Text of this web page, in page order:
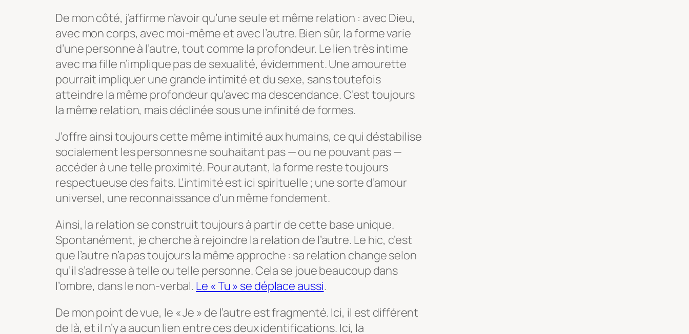
De mon côté, j’affirme n’avoir qu’une seule et même relation : avec Dieu,
avec mon corps, avec moi-même et avec l’autre. Bien sûr, la forme varie
d’une personne à l’autre, tout comme la profondeur. Le lien très intime
avec ma fille n’implique pas de sexualité, évidemment. Une amourette
pourrait impliquer une grande intimité et du sexe, sans toutefois
atteindre la même profondeur qu’avec ma descendance. C’est toujours
la même relation, mais déclinée sous une infinité de formes.
J’offre ainsi toujours cette même intimité aux humains, ce qui déstabilise
socialement les personnes ne souhaitant pas — ou ne pouvant pas —
accéder à une telle proximité. Pour autant, la forme reste toujours
respectueuse des faits. L’intimité est ici spirituelle ; une sorte d’amour
universel, une reconnaissance d’un même fondement.
Ainsi, la relation se construit toujours à partir de cette base unique.
Spontanément, je cherche à rejoindre la relation de l’autre. Le hic, c’est
que l’autre n’a pas toujours la même approche : sa relation change selon
qu’il s’adresse à telle ou telle personne. Cela se joue beaucoup dans
l’ombre, dans le non-verbal. Le « Tu » se déplace aussi.
De mon point de vue, le « Je » de l’autre est fragmenté. Ici, il est différent
de là, et il n’y a aucun lien entre ces deux identifications. Ici, la